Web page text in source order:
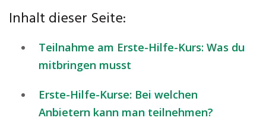
Inhalt dieser Seite:
Teilnahme am Erste-Hilfe-Kurs: Was du
mitbringen musst
Erste-Hilfe-Kurse: Bei welchen
Anbietern kann man teilnehmen?